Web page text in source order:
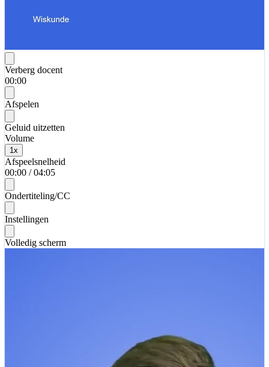
Verberg docent
00:00
Afspelen
Geluid uitzetten
Volume
1x
Afspeelsnelheid
00:00 / 04:05
Ondertiteling/CC
Instellingen
Volledig scherm